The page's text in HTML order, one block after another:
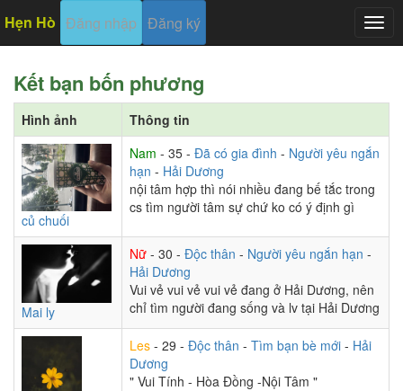
Hẹn Hò Đăng nhập Đăng ký
Kết bạn bốn phương
Hình ảnh Thông tin
củ chuối
Nam - 35 - Đã có gia đình - Người yêu ngắn
hạn - Hải Dương
nội tâm hợp thì nói nhiều đang bế tắc trong
cs tìm người tâm sự chứ ko có ý định gì
Mai ly
Nữ - 30 - Độc thân - Người yêu ngắn hạn -
Hải Dương
Vui vẻ vui vẻ vui vẻ đang ở Hải Dương, nên
chỉ tìm người đang sống và lv tại Hải Dương
Les - 29 - Độc thân - Tìm bạn bè mới - Hải
Dương
" Vui Tính - Hòa Đồng -Nội Tâm "